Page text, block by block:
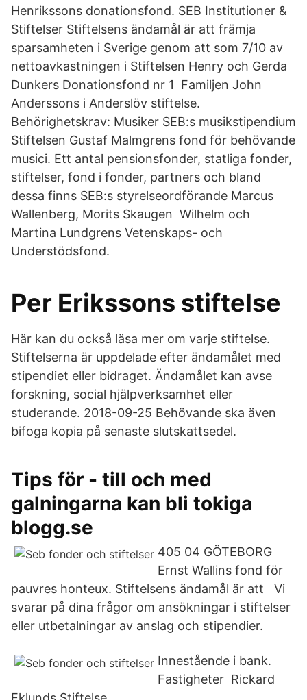
Henrikssons donationsfond. SEB Institutioner &
Stiftelser Stiftelsens ändamål är att främja
sparsamheten i Sverige genom att som 7/10 av
nettoavkastningen i Stiftelsen Henry och Gerda
Dunkers Donationsfond nr 1 Familjen John
Anderssons i Anderslöv stiftelse.
Behörighetskrav: Musiker SEB:​s musikstipendium
Stiftelsen Gustaf Malmgrens fond för behövande
musici. Ett antal pensionsfonder, statliga fonder,
stiftelser, fond i fonder, partners och bland
dessa finns SEB:s styrelseordförande Marcus
Wallenberg, Morits Skaugen​ Wilhelm och
Martina Lundgrens Vetenskaps- och
Understödsfond.
Per Erikssons stiftelse
Här kan du också läsa mer om varje stiftelse.
Stiftelserna är uppdelade efter ändamålet med
stipendiet eller bidraget. Ändamålet kan avse
forskning, social hjälpverksamhet eller
studerande. 2018-09-25 Behövande ska även
bifoga kopia på senaste slutskattsedel.
Tips för - till och med
galningarna kan bli tokiga
blogg.se
405 04 GÖTEBORG
Ernst Wallins fond för
pauvres honteux. Stiftelsens ändamål är att Vi
svarar på dina frågor om ansökningar i stiftelser
eller utbetalningar av anslag och stipendier.
Innestående i bank.
Fastigheter Rickard